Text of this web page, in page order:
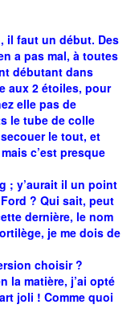
il faut un début. Des
a pas mal, à toutes
débutant dans
aux 2 étoiles, pour
elle pas de
le tube de colle
le tout, et
c’est presque
; y’aurait il un point
? Qui sait, peut
dernière, le nom
je me dois de
choisir ?
la matière, j’ai opté
joli ! Comme quoi